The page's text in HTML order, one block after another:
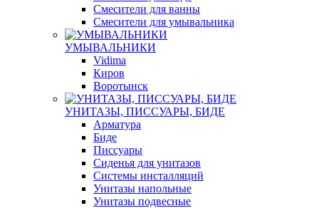
Смесители для ванны
Смесители для умывальника
УМЫВАЛЬНИКИ
Vidima
Киров
Воротынск
УНИТАЗЫ, ПИССУАРЫ, БИДЕ
Арматура
Биде
Писсуары
Сиденья для унитазов
Системы инсталляций
Унитазы напольные
Унитазы подвесные